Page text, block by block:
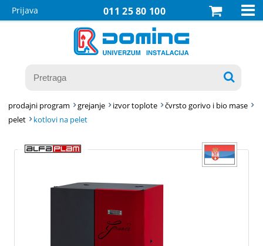
011 25 80 100
Prijava 

prodajni program grejanje izvor toplote
čvrsto gorivo i bio mase
pelet
kotlovi na pelet